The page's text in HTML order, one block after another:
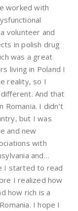
worked with
volunteer and
in polish drug
was a great
living in Poland I
reality, so I
And that
Romania. I didn’t
but I was
and new
with
and…
I started to read
I realized how
how rich is a
I hope I